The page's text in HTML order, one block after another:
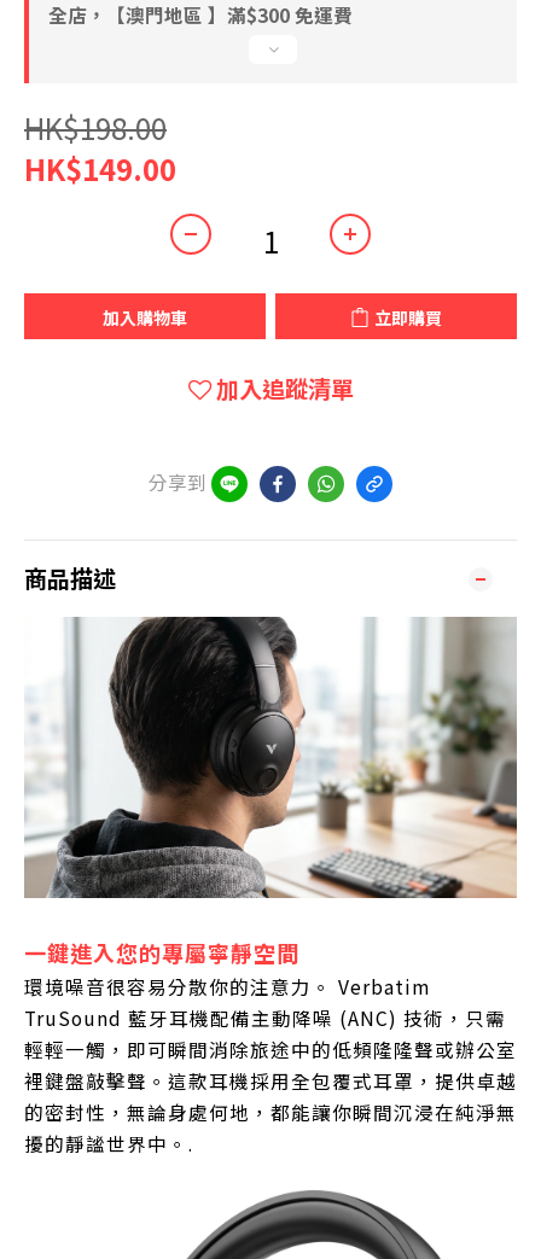
全店，【澳門地區 】滿$300 免運費
HK$198.00
HK$149.00
加入購物車 立即購買
加入追蹤清單
分享到
商品描述
一鍵進入您的專屬寧靜空間
環境噪音很容易分散你的注意力。 Verbatim
TruSound 藍牙耳機配備主動降噪 (ANC) 技術，只需
輕輕一觸，即可瞬間消除旅途中的低頻隆隆聲或辦公室
裡鍵盤敲擊聲。這款耳機採用全包覆式耳罩，提供卓越
的密封性，無論身處何地，都能讓你瞬間沉浸在純淨無
擾的靜謐世界中。.